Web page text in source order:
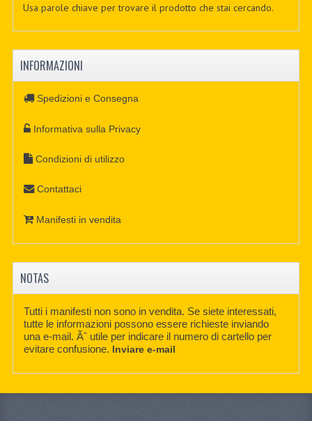
Usa parole chiave per trovare il prodotto che stai cercando.
INFORMAZIONI
Spedizioni e Consegna
Informativa sulla Privacy
Condizioni di utilizzo
Contattaci
Manifesti in vendita
NOTAS
Tutti i manifesti non sono in vendita. Se siete interessati,
tutte le informazioni possono essere richieste inviando
una e-mail. Ãˆ utile per indicare il numero di cartello per
evitare confusione. Inviare e-mail